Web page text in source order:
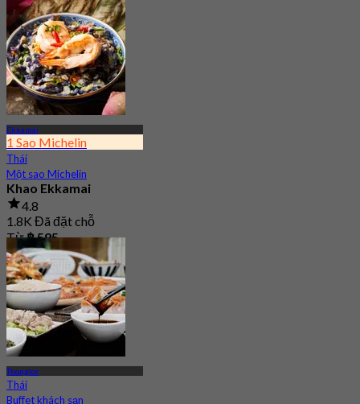
Ekkamai
1 Sao Michelin
Thái
Một sao Michelin
Khao Ekkamai
4.8
1.8K Đã đặt chỗ
Từ฿ 595
Thonglor
Thái
Buffet khách sạn